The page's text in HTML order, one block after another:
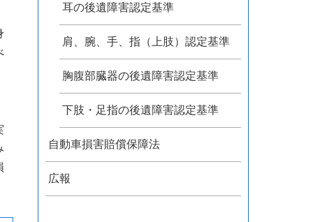
耳の後遺障害認定基準
肩、腕、手、指（上肢）認定基準
胸腹部臓器の後遺障害認定基準
下肢・足指の後遺障害認定基準
自動車損害賠償保障法
広報